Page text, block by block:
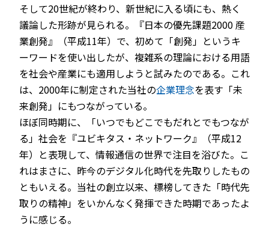
そして20世紀が終わり、新世紀に入る頃にも、熱く
議論した形跡が見られる。『日本の優先課題2000 産
業創発』（平成11年）で、初めて「創発」というキ
ーワードを使い出したが、複雑系の理論における用語
を社会や産業にも適用しようと試みたのである。これ
は、2000年に制定された当社の企業理念を表す「未
来創発」にもつながっている。
ほぼ同時期に、「いつでもどこでもだれとでもつなが
る」社会を『ユビキタス・ネットワーク』（平成12
年）と表現して、情報通信の世界で注目を浴びた。こ
れはまさに、昨今のデジタル化時代を先取りしたもの
ともいえる。当社の創立以来、標榜してきた「時代先
取りの精神」をいかんなく発揮できた時期であったよ
うに感じる。